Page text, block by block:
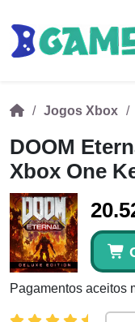
Jogos Xbox
DOOM
Xbox One
Pagamentos aceitos